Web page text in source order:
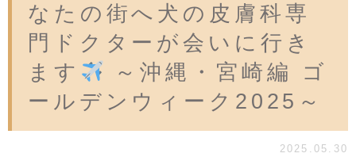
なたの街へ犬の皮膚科専
門ドクターが会いに行き
ます
～沖縄・宮崎編 ゴ
ールデンウィーク2025～
2025.05.30